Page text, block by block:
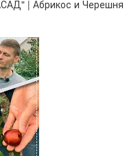
| Абрикос и Черешня